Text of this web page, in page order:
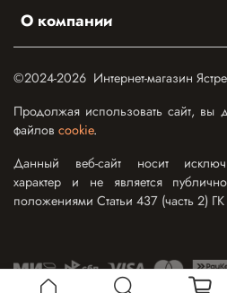
О компании
©2024-2026 Интернет-магазин
Продолжая использовать сайт, вы
файлов cookie.
Данный веб-сайт носит
характер и не является
положениями Статьи 437 (часть 2)